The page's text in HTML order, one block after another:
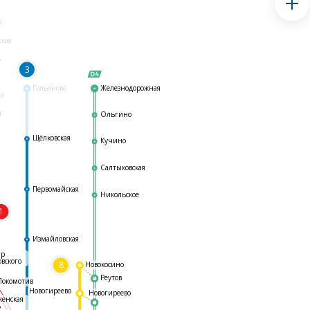
Гольяново
3
8
Железнодорожная
Ольгино
Кучино
Салтыковская
Никольское
Реутов
Измайловская
Первомайская
Щёлковская
Новогиреево
Новогиреево
Новокосино